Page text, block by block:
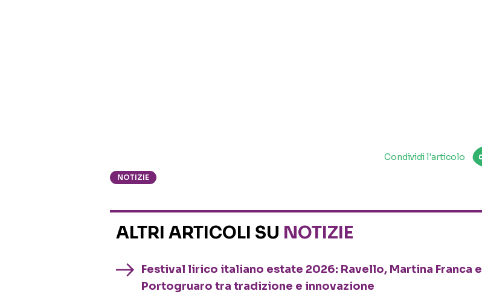
Condividi l'articolo
NOTIZIE
ALTRI ARTICOLI SU NOTIZIE
Festival lirico italiano estate 2026: Ravello, Martina Franca e
Portogruaro tra tradizione e innovazione